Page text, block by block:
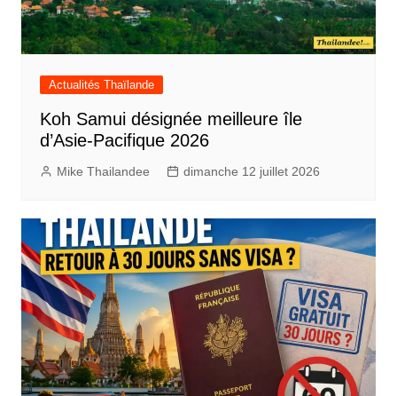
Actualités Thaïlande
Koh Samui désignée meilleure île
d’Asie-Pacifique 2026
Mike Thailandee dimanche 12 juillet 2026